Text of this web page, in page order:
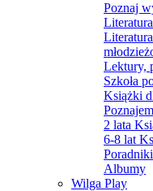
Poznaj
Lektury,
Szkoła
Książki
2 lata
6-8 lat
Poradniki
Albumy
Wilga Play